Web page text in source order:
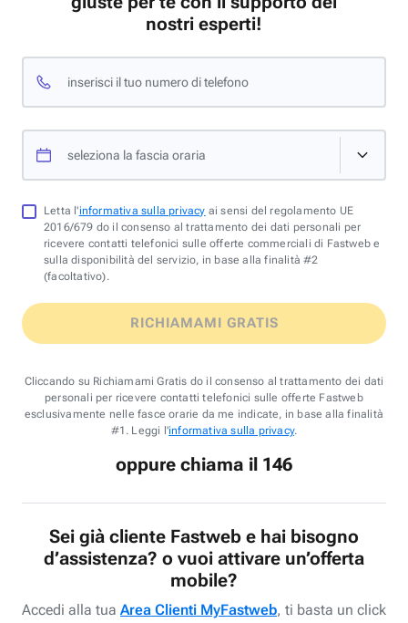
nostri esperti!
inserisci il tuo numero di telefono
seleziona la fascia oraria
Letta l'informativa sulla privacy ai sensi del regolamento UE
2016/679 do il consenso al trattamento dei dati personali per
ricevere contatti telefonici sulle offerte commerciali di Fastweb e
sulla disponibilità del servizio, in base alla finalità #2
(facoltativo).
RICHIAMAMI GRATIS
Cliccando su Richiamami Gratis do il consenso al trattamento dei dati
personali per ricevere contatti telefonici sulle offerte Fastweb
esclusivamente nelle fasce orarie da me indicate, in base alla finalità
#1. Leggi l'informativa sulla privacy.
oppure chiama il 146
Sei già cliente Fastweb e hai bisogno
d’assistenza? o vuoi attivare un’offerta
mobile?
Accedi alla tua Area Clienti MyFastweb, ti basta un click